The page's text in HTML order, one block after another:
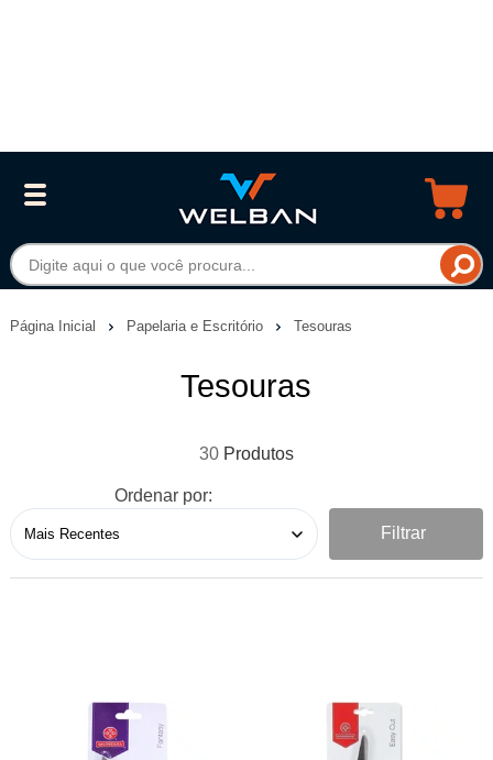
Página Inicial Papelaria e Escritório Tesouras
Tesouras
30
Ordenar por:
Filtrar